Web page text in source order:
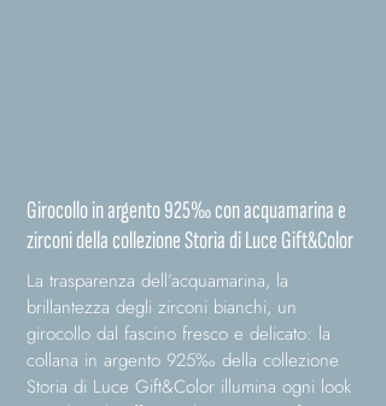
Girocollo in argento 925‰ con acquamarina e
zirconi della collezione Storia di Luce Gift&Color
La trasparenza dell’acquamarina, la
brillantezza degli zirconi bianchi, un
girocollo dal fascino fresco e delicato: la
collana in argento 925‰ della collezione
Storia di Luce Gift&Color illumina ogni look